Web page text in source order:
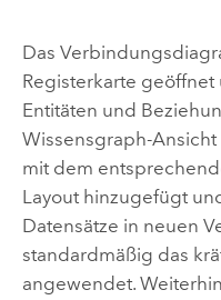
Das
Registerkarte geöffnet
Entitäten und
Wissensgraph-
mit dem
Layout hinzugefügt
Datensätze in neuen
standardmäßig das
angewendet.